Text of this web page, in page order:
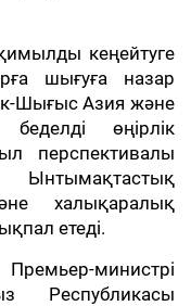
кеңейтуге
шығуға назар
Шығыс Азия және
өңірлік
перспективалы
халықаралық
етеді.
министрі
Республикасы